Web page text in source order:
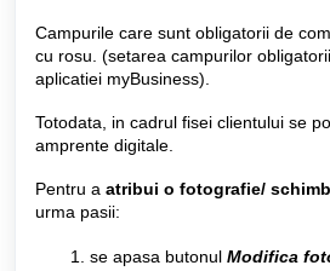
Campurile care sunt obligatorii de
cu rosu. (setarea campurilor
aplicatiei myBusiness).
Totodata, in cadrul fisei clientului se
amprente digitale.
Pentru a atribui o fotografie/
urma pasii:
se apasa butonul Modifica